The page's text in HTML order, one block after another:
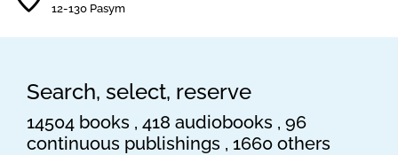
12-130 Pasym
Search, select, reserve
14504 books , 418 audiobooks , 96
continuous publishings , 1660 others